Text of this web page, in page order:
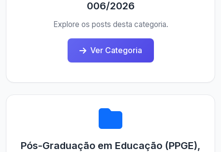
006/2026
Explore os posts desta categoria.
Ver Categoria
Pós-Graduação em Educação (PPGE),